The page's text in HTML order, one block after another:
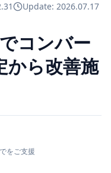
Update: 2026.07.17
コンバー
から改善施
をご支援